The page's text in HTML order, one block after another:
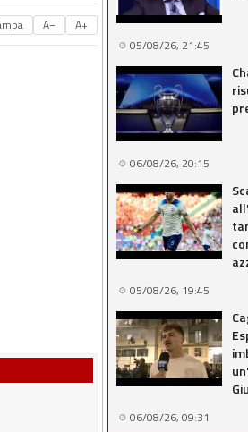
A− A+
05/08/26, 21:45
06/08/26, 20:15
05/08/26, 19:45
06/08/26, 09:31